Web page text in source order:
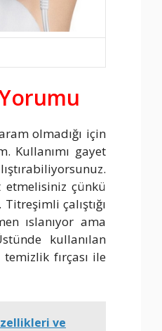
olmadığı için
Kullanımı gayet
etmelisiniz çünkü
çalıştığı
ıslanıyor ama
kullanılan
fırçası ile
ve